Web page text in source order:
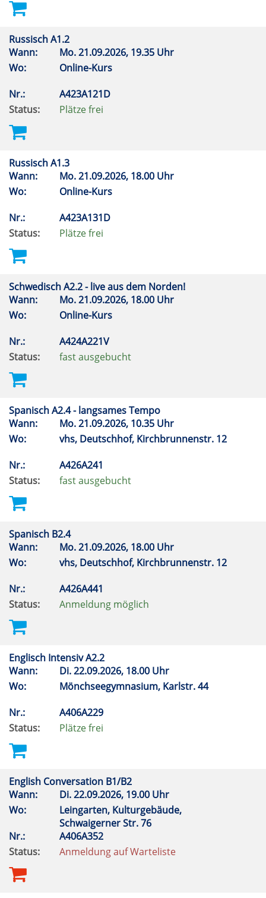
Russisch A1.2
Wann:
Mo.21.09.2026, 19.35 Uhr
Wo:
Online-Kurs
Nr.:
A423A121D
Status:
Plätze frei
Russisch A1.3
Wann:
Mo.21.09.2026, 18.00 Uhr
Wo:
Online-Kurs
Nr.:
A423A131D
Status:
Plätze frei
Schwedisch A2.2 - live aus dem Norden!
Wann:
Mo.21.09.2026, 18.00 Uhr
Wo:
Online-Kurs
Nr.:
A424A221V
Status:
fast ausgebucht
Spanisch A2.4 - langsames Tempo
Wann:
Mo.21.09.2026, 10.35 Uhr
Wo:
vhs, Deutschhof, Kirchbrunnenstr. 12
Nr.:
A426A241
Status:
fast ausgebucht
Spanisch B2.4
Wann:
Mo.21.09.2026, 18.00 Uhr
Wo:
vhs, Deutschhof, Kirchbrunnenstr. 12
Nr.:
A426A441
Status:
Anmeldung möglich
Englisch Intensiv A2.2
Wann:
Di.22.09.2026, 18.00 Uhr
Wo:
Mönchseegymnasium, Karlstr. 44
Nr.:
A406A229
Status:
Plätze frei
English Conversation B1/B2
Wann:
Di.22.09.2026, 19.00 Uhr
Wo:
Leingarten, Kulturgebäude,
Schwaigerner Str. 76
Nr.:
A406A352
Status:
Anmeldung auf Warteliste